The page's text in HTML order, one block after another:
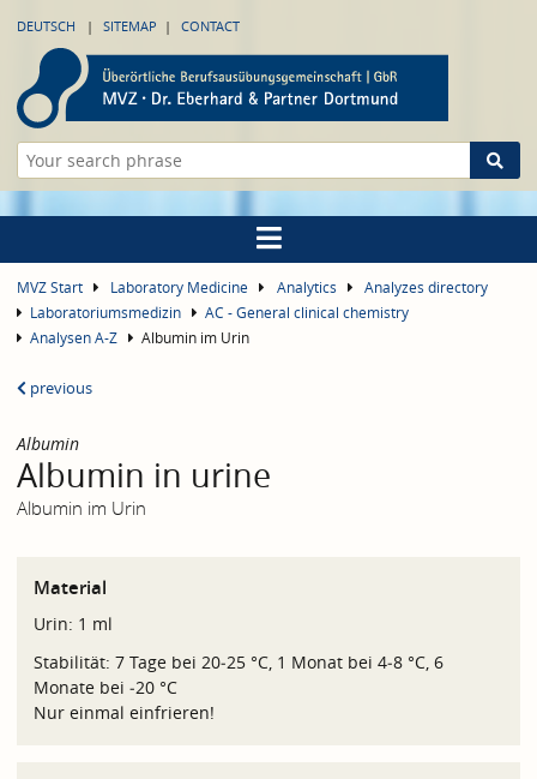
DEUTSCH SITEMAP CONTACT
MVZ Start Laboratory Medicine Analytics
Analyzes directory
Laboratoriumsmedizin
AC - General clinical chemistry
Analysen A-Z
Albumin im Urin
previous
Albumin
Albumin in urine
Albumin im Urin
Material
Urin: 1 ml
Stabilität: 7 Tage bei 20‑25 °C, 1 Monat bei 4‑8 °C, 6
Monate bei ‑20 °C
Nur einmal einfrieren!